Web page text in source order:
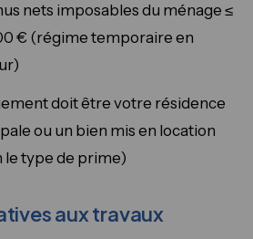
nets imposables du ménage ≤
€ (régime temporaire en
doit être votre résidence
ou un bien mis en location
le type de prime)
aux travaux